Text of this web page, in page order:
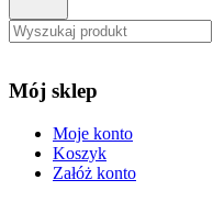
Mój sklep
Moje konto
Koszyk
Załóż konto